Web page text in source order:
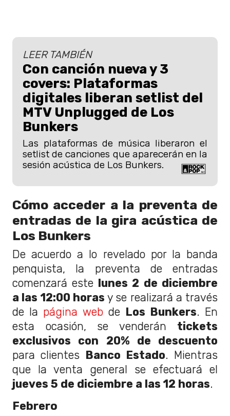
LEER TAMBIÉN
Con canción nueva y 3
covers: Plataformas
digitales liberan setlist del
MTV Unplugged de Los
Bunkers
Las plataformas de música liberaron el
setlist de canciones que aparecerán en la
sesión acústica de Los Bunkers.
Cómo acceder a la preventa de
entradas de la gira acústica de
Los Bunkers
De acuerdo a lo revelado por la banda
penquista, la preventa de entradas
comenzará este lunes 2 de diciembre
a las 12:00 horas y se realizará a través
de la página web de Los Bunkers. En
esta ocasión, se venderán tickets
exclusivos con 20% de descuento
para clientes Banco Estado. Mientras
que la venta general se efectuará el
jueves 5 de diciembre a las 12 horas.
Febrero